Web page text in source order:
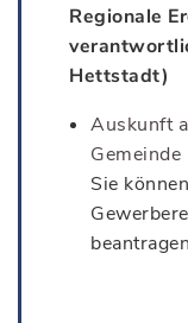
Regionale
Hettstadt)
Auskunft
Sie